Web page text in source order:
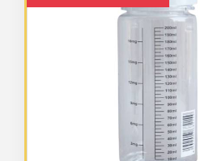
de
prix :
2,99 €
à
4,99 €